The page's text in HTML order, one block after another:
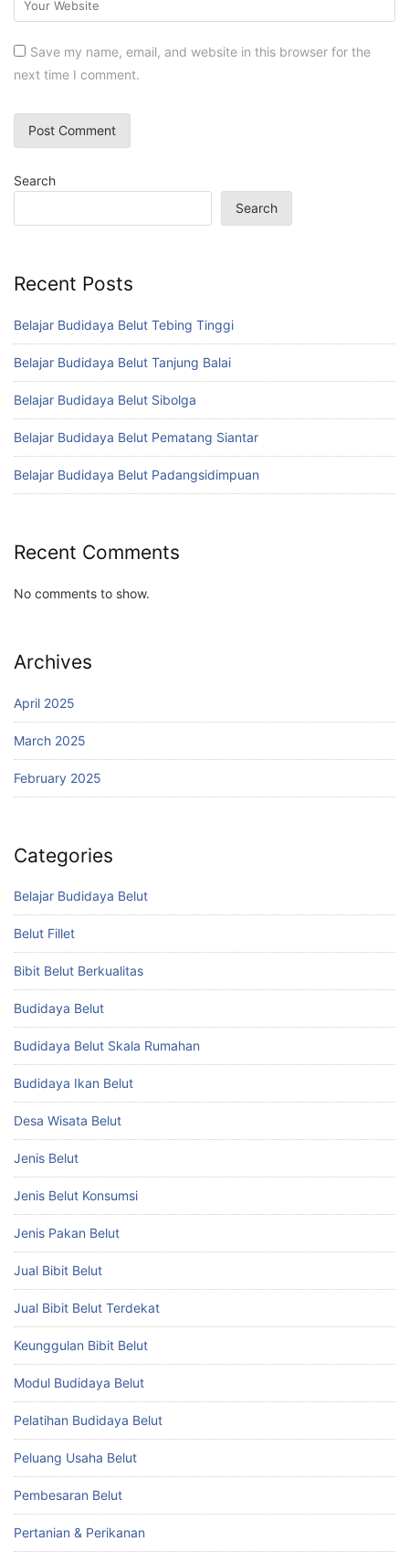
Save my name, email, and website in this browser for the
next time I comment.
Search
Search
Recent Posts
Belajar Budidaya Belut Tebing Tinggi
Belajar Budidaya Belut Tanjung Balai
Belajar Budidaya Belut Sibolga
Belajar Budidaya Belut Pematang Siantar
Belajar Budidaya Belut Padangsidimpuan
Recent Comments
No comments to show.
Archives
April 2025
March 2025
February 2025
Categories
Belajar Budidaya Belut
Belut Fillet
Bibit Belut Berkualitas
Budidaya Belut
Budidaya Belut Skala Rumahan
Budidaya Ikan Belut
Desa Wisata Belut
Jenis Belut
Jenis Belut Konsumsi
Jenis Pakan Belut
Jual Bibit Belut
Jual Bibit Belut Terdekat
Keunggulan Bibit Belut
Modul Budidaya Belut
Pelatihan Budidaya Belut
Peluang Usaha Belut
Pembesaran Belut
Pertanian & Perikanan